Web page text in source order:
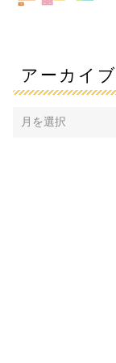
アーカイブ